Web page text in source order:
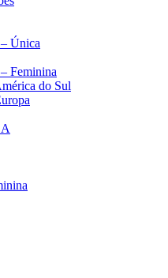
Única
Feminina
do Sul